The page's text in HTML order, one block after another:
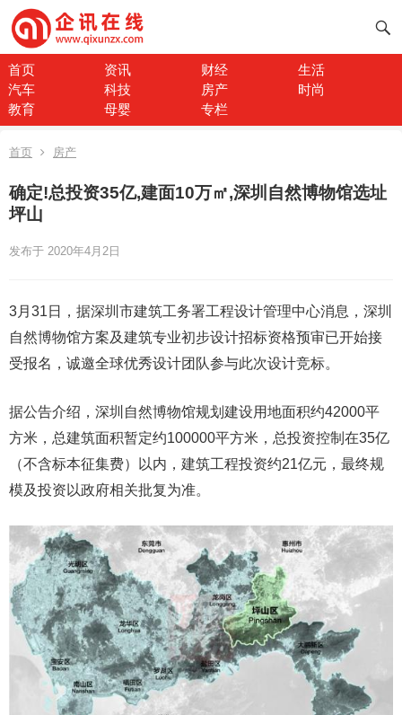
首页 资讯 财经
生活
汽车
科技 房产
时尚
教育
母婴 专栏
首页 房产
确定!总投资35亿,建面10万㎡,深圳自然博物馆选址
坪山
发布于 2020年4月2日
3月31日，据深圳市建筑工务署工程设计管理中心消息，深圳
自然博物馆方案及建筑专业初步设计招标资格预审已开始接
受报名，诚邀全球优秀设计团队参与此次设计竞标。
据公告介绍，深圳自然博物馆规划建设用地面积约42000平
方米，总建筑面积暂定约100000平方米，总投资控制在35亿
（不含标本征集费）以内，建筑工程投资约21亿元，最终规
模及投资以政府相关批复为准。